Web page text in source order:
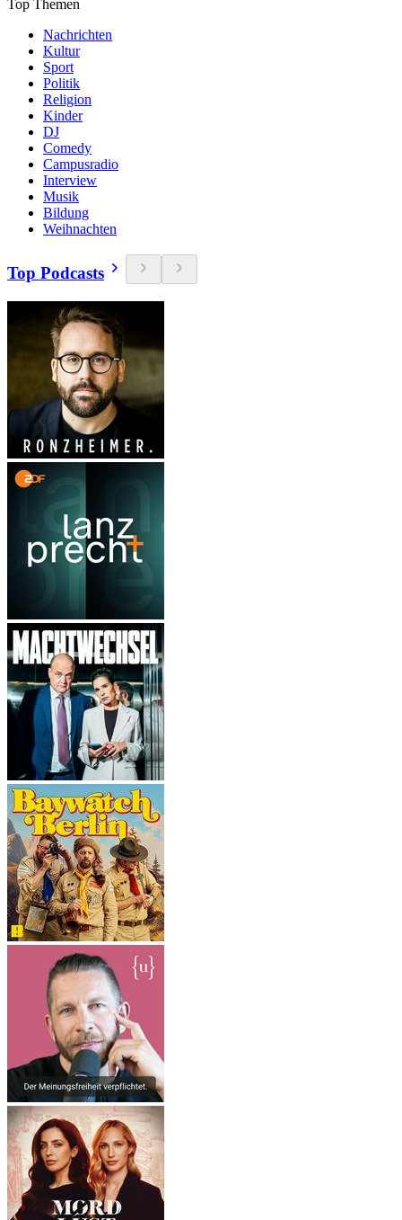
Top Themen
Nachrichten
Kultur
Sport
Politik
Religion
Kinder
DJ
Comedy
Campusradio
Interview
Musik
Bildung
Weihnachten
Top Podcasts